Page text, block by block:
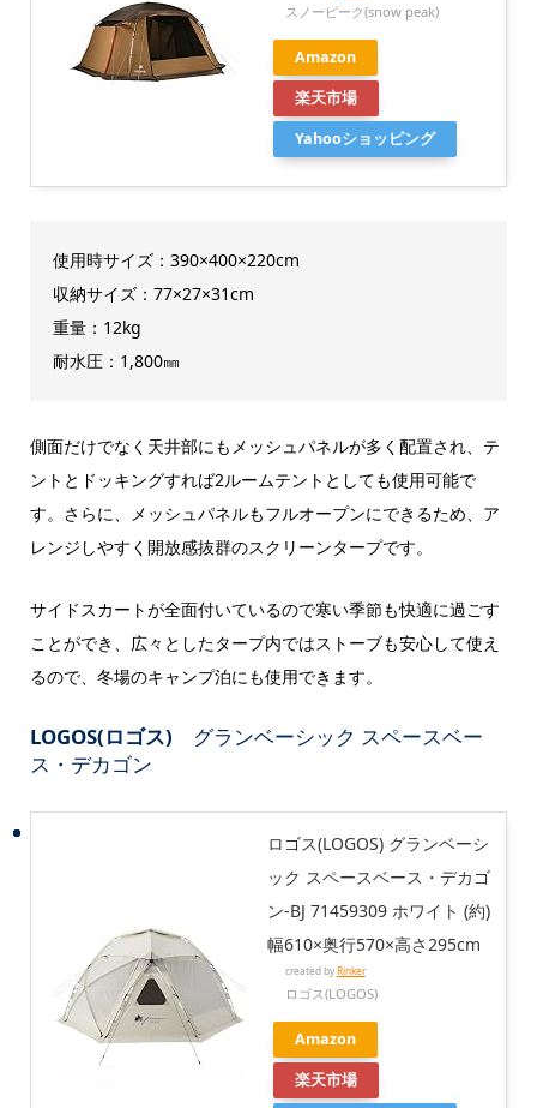
スノーピーク(snow peak)
Amazon
楽天市場
Yahooショッピング
使用時サイズ：390×400×220cm
収納サイズ：77×27×31cm
重量：12kg
耐水圧：1,800㎜
側面だけでなく天井部にもメッシュパネルが多く配置され、テ
ントとドッキングすれば2ルームテントとしても使用可能で
す。さらに、メッシュパネルもフルオープンにできるため、ア
レンジしやすく開放感抜群のスクリーンタープです。
サイドスカートが全面付いているので寒い季節も快適に過ごす
ことができ、広々としたタープ内ではストーブも安心して使え
るので、冬場のキャンプ泊にも使用できます。
LOGOS(ロゴス) グランベーシック スペースベー
ス・デカゴン
ロゴス(LOGOS) グランベーシ
ック スペースベース・デカゴ
ン-BJ 71459309 ホワイト (約)
幅610×奥行570×高さ295cm
created byRinker
ロゴス(LOGOS)
Amazon
楽天市場